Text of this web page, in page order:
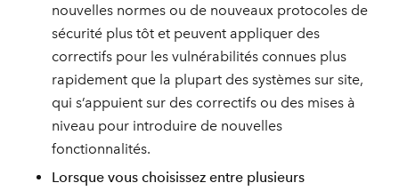
nouvelles normes ou de nouveaux protocoles de
sécurité plus tôt et peuvent appliquer des
correctifs pour les vulnérabilités connues plus
rapidement que la plupart des systèmes sur site,
qui s’appuient sur des correctifs ou des mises à
niveau pour introduire de nouvelles
fonctionnalités.
Lorsque vous choisissez entre plusieurs